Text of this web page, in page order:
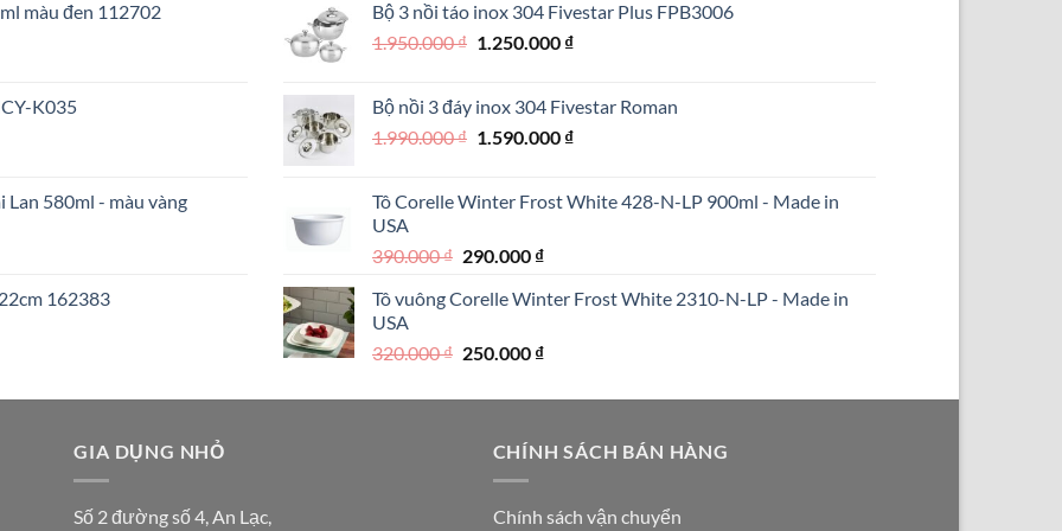
màu đen 112702
K035
Lan 580ml - màu vàng
162383
890.000 ₫.là:
690.000 ₫.
Bộ 3 nồi táo inox 304 Fivestar Plus FPB3006
1.950.000₫ Giá
1.950.000 ₫.
1.250.000 ₫Giá
là:
1.250.000 ₫.
Bộ nồi 3 đáy inox 304 Fivestar Roman
1.990.000₫ Giá
1.990.000 ₫.
1.590.000 ₫Giá
là:
Tô Corelle Winter Frost White 428-N-LP 900ml - Made in
USA
390.000₫ Giá
là:
290.000 ₫Giá
tại
290.000 ₫.
Tô vuông Corelle Winter Frost White 2310-N-LP - Made in
USA
320.000₫ Giá
là:
250.000 ₫Giá
tại
250.000 ₫.
GIA DỤNG NHỎ
Số 2 đường số 4, An Lạc,
CHÍNH SÁCH BÁN HÀNG
Chính sách vận chuyển